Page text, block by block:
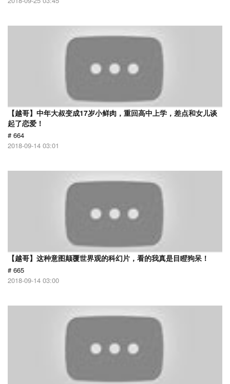
【越哥】中年大叔变成17岁小鲜肉，重回高中上学，差点和女儿谈
起了恋爱！
# 664
2018-09-14 03:01
【越哥】这种意图颠覆世界观的科幻片，看的我真是目瞪狗呆！
# 665
2018-09-14 03:00